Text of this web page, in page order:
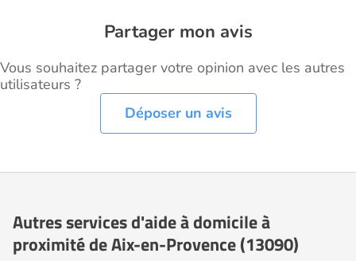
Partager mon avis
Vous souhaitez partager votre opinion avec les autres
utilisateurs ?
Déposer un avis
Autres services d'aide à domicile à
proximité de Aix-en-Provence (13090)